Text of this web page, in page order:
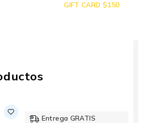
GIFT CARD $150
Entrega GRATIS